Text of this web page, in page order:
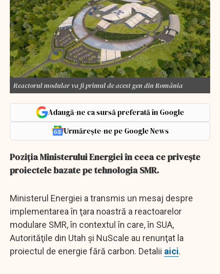
Reactorul modular va fi primul de acest gen din România
Adaugă-ne ca sursă preferată în Google
Urmărește-ne pe Google News
Poziția Ministerului Energiei în ceea ce privește
proiectele bazate pe tehnologia SMR.
Ministerul Energiei a transmis un mesaj despre
implementarea în ţara noastră a reactoarelor
modulare SMR, în contextul în care, în SUA,
Autorităţile din Utah şi NuScale au renunţat la
proiectul de energie fără carbon. Detalii aici.